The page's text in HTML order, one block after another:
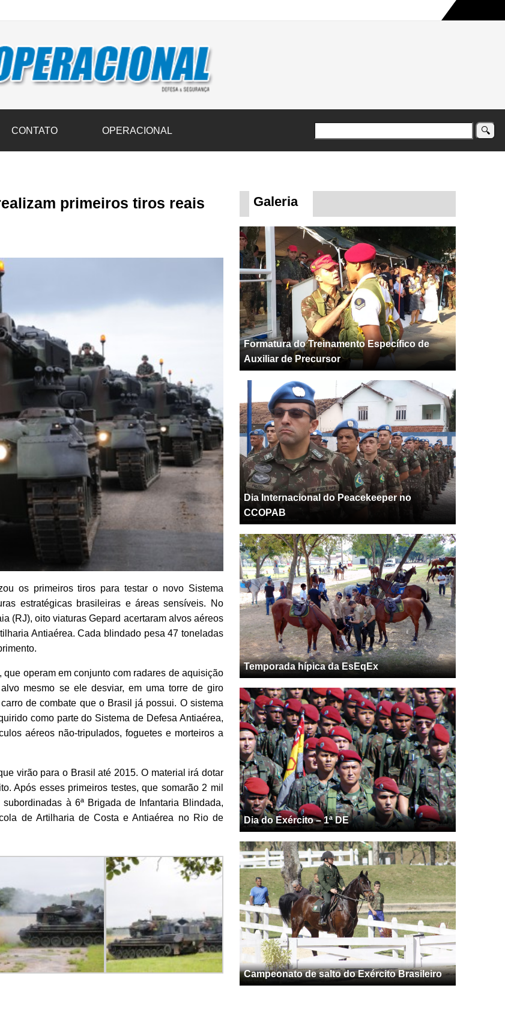
3,6 mil toneladas de donativos ao Rio Grande do Sul na maior campanha humanitária já registrada no país
CONTATO OPERACIONAL
primeiros tiros reais
os primeiros tiros para testar o novo Sistema
estratégicas brasileiras e áreas sensíveis. No
(RJ), oito viaturas Gepard acertaram alvos aéreos
Antiaérea. Cada blindado pesa 47 toneladas
operam em conjunto com radares de aquisição
mesmo se ele desviar, em uma torre de giro
de combate que o Brasil já possui. O sistema
como parte do Sistema de Defesa Antiaérea,
aéreos não-tripulados, foguetes e morteiros a
virão para o Brasil até 2015. O material irá dotar
Após esses primeiros testes, que somarão 2 mil
à 6ª Brigada de Infantaria Blindada,
de Artilharia de Costa e Antiaérea no Rio de
Galeria
Formatura do Treinamento Específico de
Auxiliar de Precursor
Dia Internacional do Peacekeeper no
CCOPAB
Temporada hípica da EsEqEx
Dia do Exército – 1ª DE
Campeonato de salto do Exército Brasileiro